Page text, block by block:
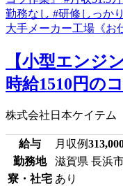
【小型エンジ
時給1510円の
株式会社日本ケイテム
給与 月収例
勤務地
滋賀県 長浜
寮・社宅 あり